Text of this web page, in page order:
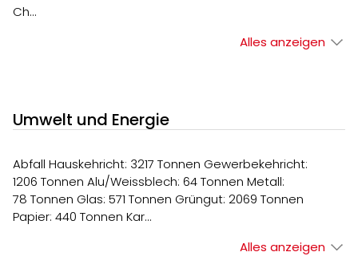
Ch…
Alles anzeigen
Umwelt und Energie
Abfall Hauskehricht: 3217 Tonnen Gewerbekehricht:
1206 Tonnen Alu/Weissblech: 64 Tonnen Metall:
78 Tonnen Glas: 571 Tonnen Grüngut: 2069 Tonnen
Papier: 440 Tonnen Kar…
Alles anzeigen